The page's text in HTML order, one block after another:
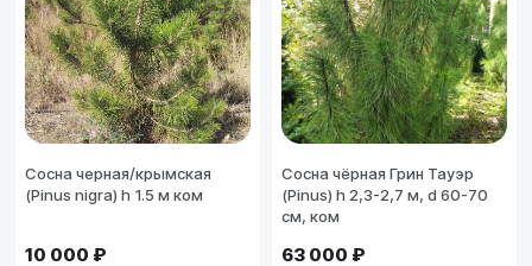
Сосна черная/крымская
(Pinus nigra) h 1.5 м ком
10 000 ₽
Сосна чёрная Грин Тауэр
(Pinus) h 2,3-2,7 м, d 60-70
см, ком
63 000 ₽